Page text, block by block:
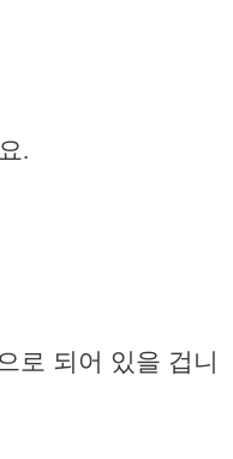
.
로 되어 있을 겁니